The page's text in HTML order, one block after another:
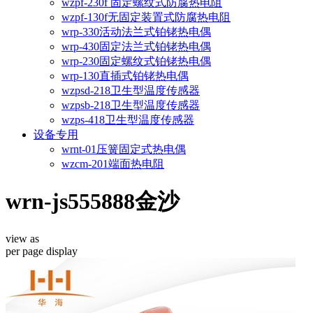
wzpf-230f 固定螺纹式防腐热电阻
wzpf-130f无固定装置式防腐热电阻
wrp-330活动法兰式铂铑热电偶
wrp-430固定法兰式铂铑热电偶
wrp-230固定螺纹式铂铑热电偶
wrp-130直插式铂铑热电偶
wzpsd-218卫生型温度传感器
wzpsb-218卫生型温度传感器
wzps-418卫生型温度传感器
设备专用
wrnt-01压簧固定式热电偶
wzcm-201端面热电阻
wrn-js555888金沙
view as
per page display